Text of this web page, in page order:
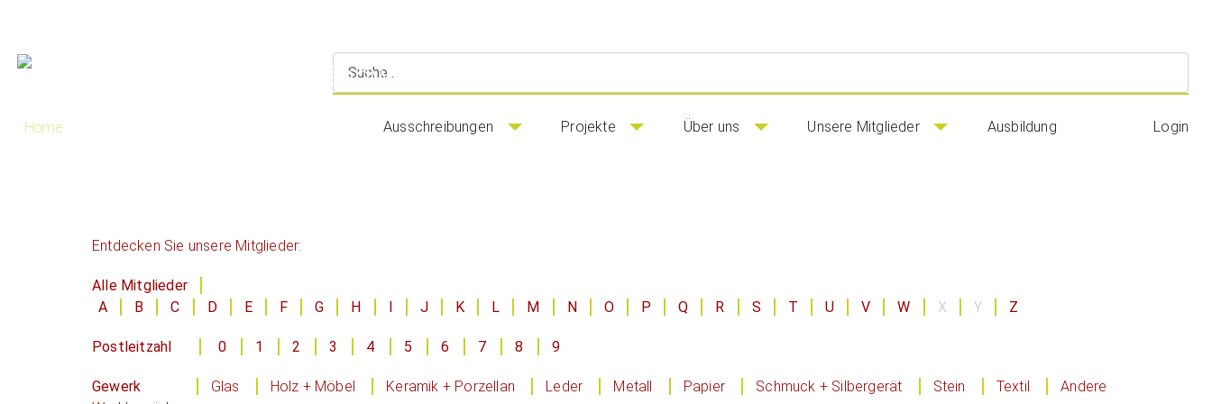
Home Ausschreibungen Projekte Über uns Unsere Mitglieder Ausbildung Login
Entdecken Sie unsere Mitglieder:
Alle Mitglieder
A
B C D E F G H I J K L M N O P Q R S T U V W X Y Z
Postleitzahl 0 1 2 3 4 5 6 7 8 9
Gewerk Glas Holz + Möbel Keramik + Porzellan Leder Metall Papier Schmuck + Silbergerät Stein Textil
Andere